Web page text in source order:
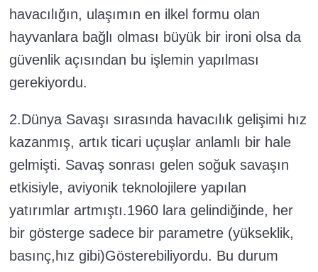
havacılığın, ulaşımın en ilkel formu olan
hayvanlara bağlı olması büyük bir ironi olsa da
güvenlik açısından bu işlemin yapılması
gerekiyordu.
2.Dünya Savaşı sırasında havacılık gelişimi hız
kazanmış, artık ticari uçuşlar anlamlı bir hale
gelmişti. Savaş sonrası gelen soğuk savaşın
etkisiyle, aviyonik teknolojilere yapılan
yatırımlar artmıştı.1960 lara gelindiğinde, her
bir gösterge sadece bir parametre (yükseklik,
basınç,hız gibi)Gösterebiliyordu. Bu durum